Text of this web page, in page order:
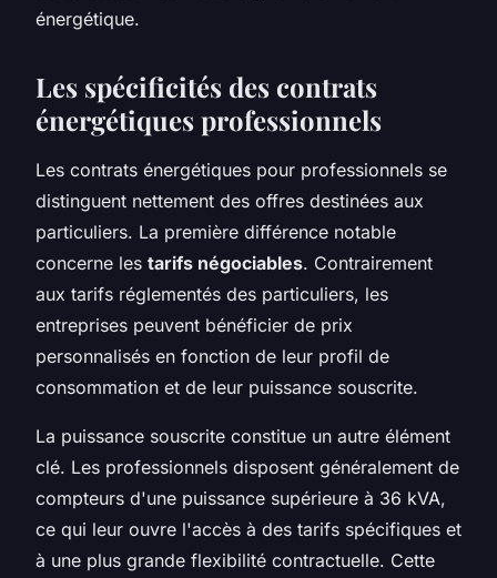
énergétique.
Les spécificités des contrats
énergétiques professionnels
Les contrats énergétiques pour professionnels se
distinguent nettement des offres destinées aux
particuliers. La première différence notable
concerne les tarifs négociables. Contrairement
aux tarifs réglementés des particuliers, les
entreprises peuvent bénéficier de prix
personnalisés en fonction de leur profil de
consommation et de leur puissance souscrite.
La puissance souscrite constitue un autre élément
clé. Les professionnels disposent généralement de
compteurs d'une puissance supérieure à 36 kVA,
ce qui leur ouvre l'accès à des tarifs spécifiques et
à une plus grande flexibilité contractuelle. Cette